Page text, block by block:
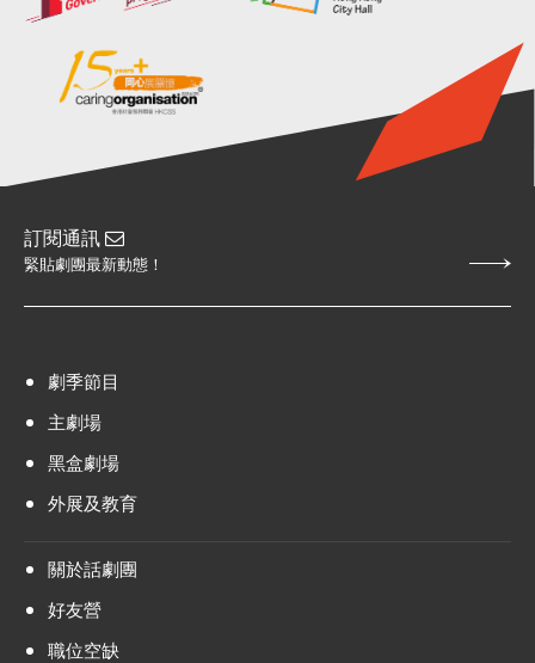
訂閱通訊
緊貼劇團最新動態！
劇季節目
主劇場
黑盒劇場
外展及教育
關於話劇團
好友營
職位空缺